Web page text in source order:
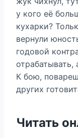
у кого её
кухарки?
вернули
годовой
отрабатывать,
К бою,
других
Читать